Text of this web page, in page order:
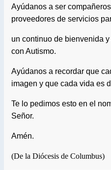
Ayúdanos a ser
proveedores de servicios
un continuo de bienvenida
con Autismo.
Ayúdanos a recordar que
imagen y que cada vida es
Te lo pedimos esto en el
Señor.
Amén.
(De la Diócesis de Columbus)